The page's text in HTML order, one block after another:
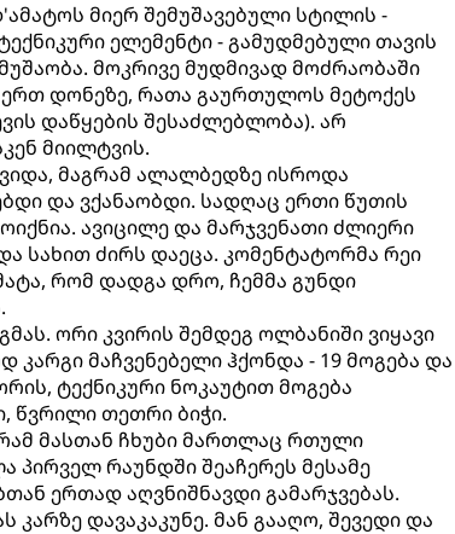
მიერ შემუშავებული სტილის -
ელემენტი - გამუდმებული თავის
მოკრივე მუდმივად მოძრაობაში
დონეზე, რათა გაურთულოს მეტოქეს
დაწყების შესაძლებლობა). არ
მიილტვის.
მაგრამ ალალბედზე ისროდა
და ვქანაობდი. სადღაც ერთი წუთის
ავიცილე და მარჯვენათი ძლიერი
სახით ძირს დაეცა. კომენტატორმა რეი
რომ დადგა დრო, ჩემმა გუნდი
ორი კვირის შემდეგ ოლბანიში ვიყავი
კარგი მაჩვენებელი ჰქონდა - 19 მოგება და
ტექნიკური ნოკაუტით მოგება
წვრილი თეთრი ბიჭი.
მასთან ჩხუბი მართლაც რთული
პირველ რაუნდში შეაჩერეს მესამე
ერთად აღვნიშნავდი გამარჯვებას.
დავაკაკუნე. მან გააღო, შევედი და